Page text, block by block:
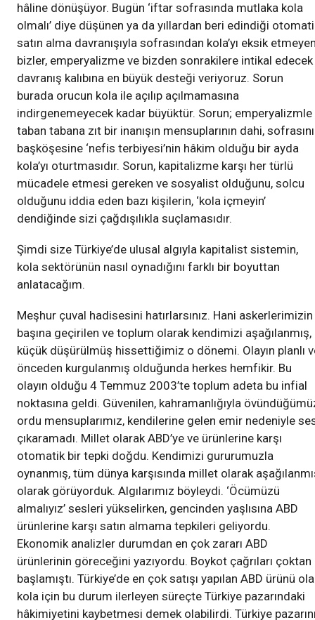
hâline dönüşüyor. Bugün ‘iftar sofrasında mutlaka kola
olmalı’ diye düşünen ya da yıllardan beri edindiği
satın alma davranışıyla sofrasından kola’yı eksik
bizler, emperyalizme ve bizden sonrakilere intikal edecek
davranış kalıbına en büyük desteği veriyoruz. Sorun
burada orucun kola ile açılıp açılmamasına
indirgenemeyecek kadar büyüktür. Sorun; emperyalizmle
taban tabana zıt bir inanışın mensuplarının dahi,
başköşesine ‘nefis terbiyesi’nin hâkim olduğu bir ayda
kola’yı oturtmasıdır. Sorun, kapitalizme karşı her türlü
mücadele etmesi gereken ve sosyalist olduğunu, solcu
olduğunu iddia eden bazı kişilerin, ‘kola içmeyin’
dendiğinde sizi çağdışılıkla suçlamasıdır.
Şimdi size Türkiye’de ulusal algıyla kapitalist sistemin,
kola sektörünün nasıl oynadığını farklı bir boyuttan
anlatacağım.
Meşhur çuval hadisesini hatırlarsınız. Hani askerlerimizin
başına geçirilen ve toplum olarak kendimizi aşağılanmış,
küçük düşürülmüş hissettiğimiz o dönemi. Olayın planlı
önceden kurgulanmış olduğunda herkes hemfikir. Bu
olayın olduğu 4 Temmuz 2003’te toplum adeta bu infial
noktasına geldi. Güvenilen, kahramanlığıyla
ordu mensuplarımız, kendilerine gelen emir nedeniyle
çıkaramadı. Millet olarak ABD’ye ve ürünlerine karşı
otomatik bir tepki doğdu. Kendimizi gururumuzla
oynanmış, tüm dünya karşısında millet olarak
olarak görüyorduk. Algılarımız böyleydi. ‘Öcümüzü
almalıyız’ sesleri yükselirken, gencinden yaşlısına ABD
ürünlerine karşı satın almama tepkileri geliyordu.
Ekonomik analizler durumdan en çok zararı ABD
ürünlerinin göreceğini yazıyordu. Boykot çağrıları çoktan
başlamıştı. Türkiye’de en çok satışı yapılan ABD ürünü
kola için bu durum ilerleyen süreçte Türkiye pazarındaki
hâkimiyetini kaybetmesi demek olabilirdi. Türkiye